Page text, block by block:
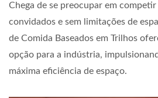
Chega de se preocupar em
convidados e sem limitações de
de Comida Baseados em Trilhos
opção para a indústria,
máxima eficiência de espaço.